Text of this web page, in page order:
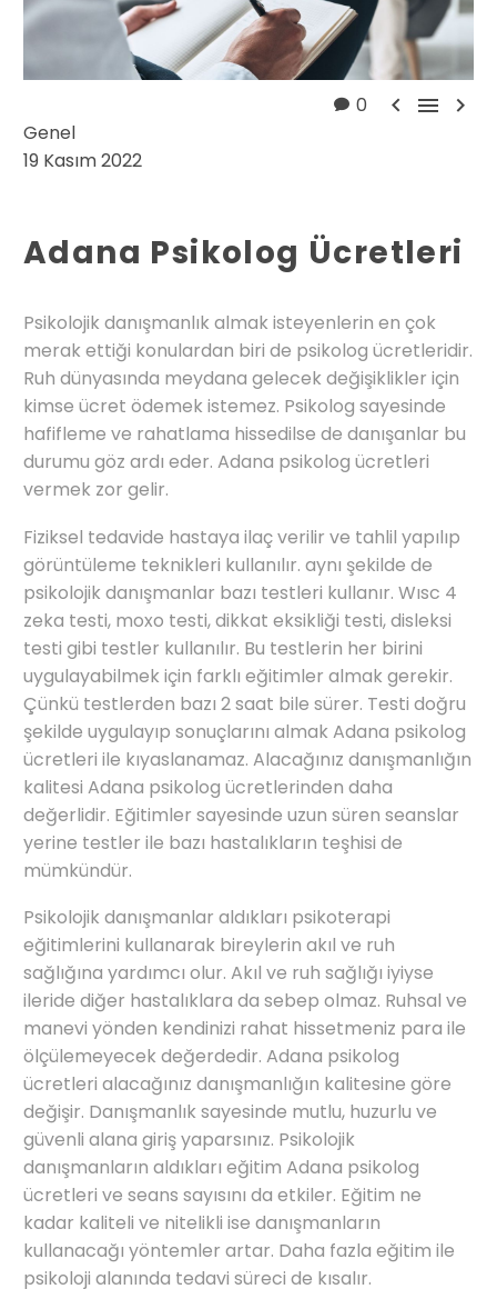
0   
Genel
19 Kasım 2022
Adana Psikolog Ücretleri
Psikolojik danışmanlık almak isteyenlerin en çok
merak ettiği konulardan biri de psikolog ücretleridir.
Ruh dünyasında meydana gelecek değişiklikler için
kimse ücret ödemek istemez. Psikolog sayesinde
hafifleme ve rahatlama hissedilse de danışanlar bu
durumu göz ardı eder. Adana psikolog ücretleri
vermek zor gelir.
Fiziksel tedavide hastaya ilaç verilir ve tahlil yapılıp
görüntüleme teknikleri kullanılır. aynı şekilde de
psikolojik danışmanlar bazı testleri kullanır. Wısc 4
zeka testi, moxo testi, dikkat eksikliği testi, disleksi
testi gibi testler kullanılır. Bu testlerin her birini
uygulayabilmek için farklı eğitimler almak gerekir.
Çünkü testlerden bazı 2 saat bile sürer. Testi doğru
şekilde uygulayıp sonuçlarını almak Adana psikolog
ücretleri ile kıyaslanamaz. Alacağınız danışmanlığın
kalitesi Adana psikolog ücretlerinden daha
değerlidir. Eğitimler sayesinde uzun süren seanslar
yerine testler ile bazı hastalıkların teşhisi de
mümkündür.
Psikolojik danışmanlar aldıkları psikoterapi
eğitimlerini kullanarak bireylerin akıl ve ruh
sağlığına yardımcı olur. Akıl ve ruh sağlığı iyiyse
ileride diğer hastalıklara da sebep olmaz. Ruhsal ve
manevi yönden kendinizi rahat hissetmeniz para ile
ölçülemeyecek değerdedir. Adana psikolog
ücretleri alacağınız danışmanlığın kalitesine göre
değişir. Danışmanlık sayesinde mutlu, huzurlu ve
güvenli alana giriş yaparsınız. Psikolojik
danışmanların aldıkları eğitim Adana psikolog
ücretleri ve seans sayısını da etkiler. Eğitim ne
kadar kaliteli ve nitelikli ise danışmanların
kullanacağı yöntemler artar. Daha fazla eğitim ile
psikoloji alanında tedavi süreci de kısalır.